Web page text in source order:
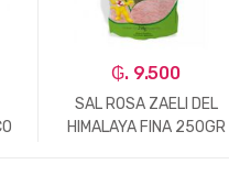
₲. 9.500
SAL ROSA ZAELI DEL
HIMALAYA FINA 250GR